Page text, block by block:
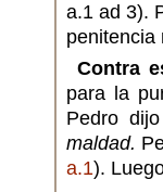
a.1 ad 3).
penitencia
Contra
para la
Pedro
maldad.
a.1).